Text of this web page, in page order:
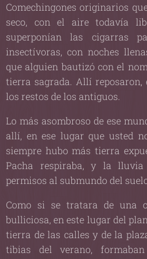
Comechingones originarios
seco, con el aire todavía
superponían las cigarras
insectívoras, con noches
que alguien bautizó con el
tierra sagrada. Allí reposaron,
los restos de los antiguos.
Lo más asombroso de ese
allí, en ese lugar que usted
siempre hubo más tierra
Pacha respiraba, y la
permisos al submundo del
Como si se tratara de una
bulliciosa, en este lugar del
tierra de las calles y de la
tibias del verano,